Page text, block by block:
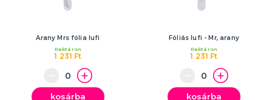
Arany Mrs fólia lufi
1 231 Ft
Raktáron
kosárba
Fóliás lufi - Mr, arany
1 231 Ft
Raktáron
kosárba